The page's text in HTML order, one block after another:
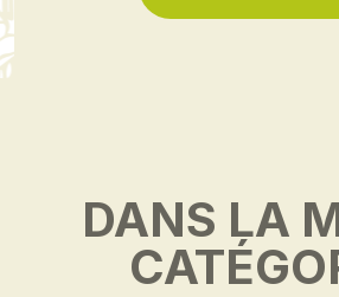
DANS LA